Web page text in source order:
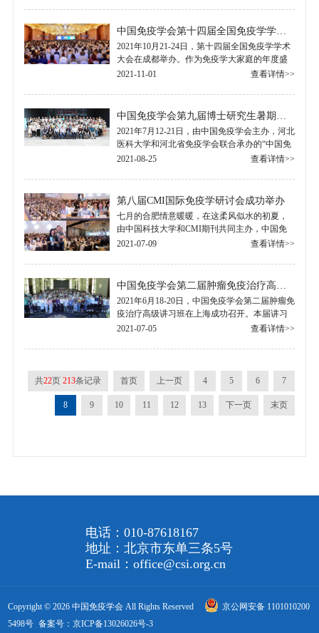
中国免疫学会第十四届全国免疫学学术大会纪要
2021年10月21-24日，第十四届全国免疫学学术
大会在成都举办。作为免疫学大家庭的年度盛
会，在中国免疫学会第八届理事会和全体会员
查看详情>>
2021-11-01
中国免疫学会第九届博士研究生暑期学校纪要
2021年7月12-21日，由中国免疫学会主办，河北
医科大学和河北省免疫学会联合承办的“中国免
疫学会第九届博士研究生暑期学校”在河北省石
查看详情>>
2021-08-25
第八届CMI国际免疫学研讨会成功举办
七月的合肥情意暖暖，在这柔风似水的初夏，
由中国科技大学和CMI期刊共同主办，中国免
疫学会和合肥综合性国家科学中心大健康研究
查看详情>>
2021-07-09
中国免疫学会第二届肿瘤免疫治疗高级讲习班纪要
2021年6月18-20日，中国免疫学会第二届肿瘤免
疫治疗高级讲习班在上海成功召开。本届讲习
班由中国免疫学会主办，复旦大学附属华山医
查看详情>>
2021-07-05
共22页213条记录 首页 上一页 4 5 6 7
8 9 10 11 12 13 下一页 末页
电话：010-87618167
地址：北京市东单三条5号
E-mail：office@csi.org.cn
Copyright © 2026 中国免疫学会 All Rights Reserved
京公网安备 1101010200
5498号 备案号：京ICP备13026026号-3